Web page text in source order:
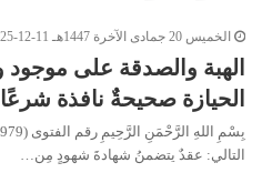
الخميس 20 جمادى الآخرة 1447هـ 11-12-2025م
الهبة والصدقة على
الحيازة صحيحةٌ نافذة شرعًا
التالي: عقدٌ يتضمنُ شهادةَ شهودٍ مِن…